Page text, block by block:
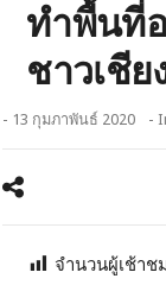
ทำพื้นที่
ชาวเชี
- 13 กุมภาพันธ์ 2020 -
จำนวนผู้เช้าช